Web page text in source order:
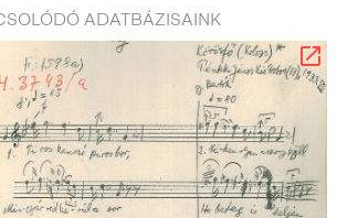
ADATBÁZISAINK